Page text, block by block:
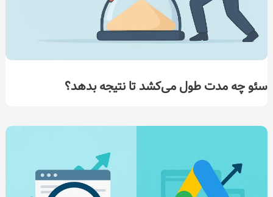
سئو چه مدت طول می‌کشد تا نتیجه بدهد؟